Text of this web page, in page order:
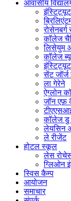
आवासीय
कॉलेज
लिसेयुम
कॉलेज
सेंट
ला गेरेने
ऐग्लोन
जॉन एफ़
कॉलेज डु
लेयसिन
ले रीजेंट
होटल स्कूल
लेस
ग्लिओन
स्विस कैम्प
आयोजन
समाचार